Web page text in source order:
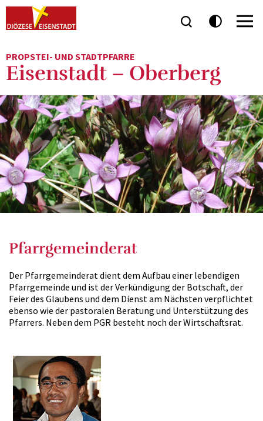
PROPSTEI- UND STADTPFARRE
Eisenstadt – Oberberg
Pfarrgemeinderat
Der Pfarrgemeinderat dient dem Aufbau einer lebendigen
Pfarrgemeinde und ist der Verkündigung der Botschaft, der
Feier des Glaubens und dem Dienst am Nächsten verpflichtet
ebenso wie der pastoralen Beratung und Unterstützung des
Pfarrers. Neben dem PGR besteht noch der Wirtschaftsrat.